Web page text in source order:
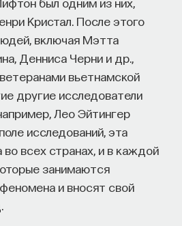
Кристал. После этого
включая Мэтта
Денниса Черни и др.,
вьетнамской
другие исследователи
Лео Эйтингер
исследований, эта
во всех странах, и в каждой
занимаются
и вносят свой